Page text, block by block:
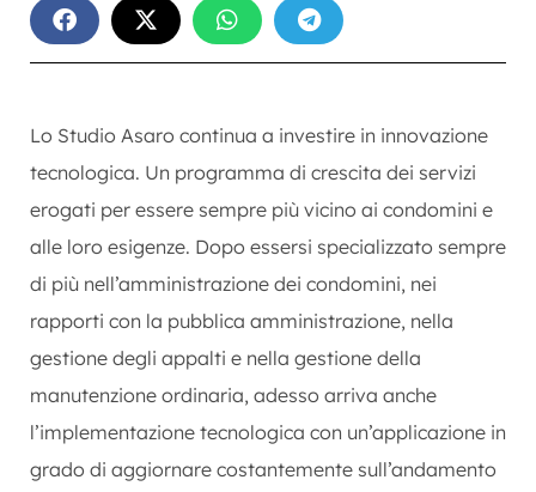
Lo Studio Asaro continua a investire in innovazione
tecnologica. Un programma di crescita dei servizi
erogati per essere sempre più vicino ai condomini e
alle loro esigenze. Dopo essersi specializzato sempre
di più nell’amministrazione dei condomini, nei
rapporti con la pubblica amministrazione, nella
gestione degli appalti e nella gestione della
manutenzione ordinaria, adesso arriva anche
l’implementazione tecnologica con un’applicazione in
grado di aggiornare costantemente sull’andamento